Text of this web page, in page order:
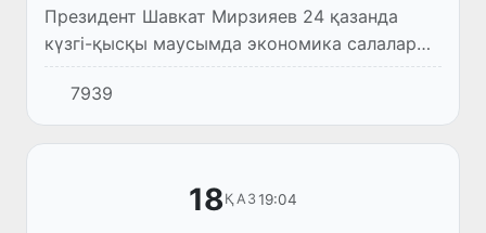
Президент Шавкат Мирзияев 24 қазанда
күзгі-қысқы маусымда экономика салалары
мен әлеуметтік сала мекемелерінің тұрақты
жұмысын қамтамасыз ету мәселелері
бойынша кеңес өткізді.
7939
18ҚАЗ19:04